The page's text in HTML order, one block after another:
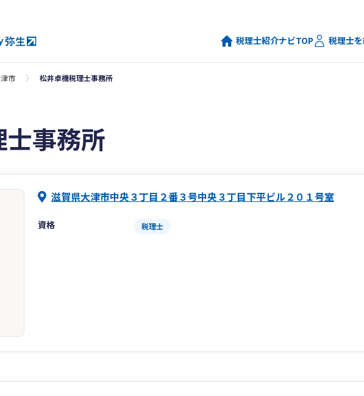
税理士紹介ナビTOP 税理士
市 松井卓機税理士事務所
事務所
滋賀県大津市中央３丁目２番３号中央３丁目下平ビル２０１号室
資格 税理士